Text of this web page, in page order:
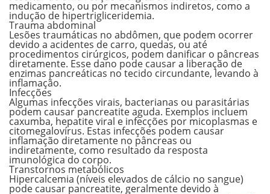
medicamento, ou por mecanismos indiretos, como a
indução de hipertrigliceridemia.
Trauma abdominal
Lesões traumáticas no abdômen, que podem ocorrer
devido a acidentes de carro, quedas, ou até
procedimentos cirúrgicos, podem danificar o pâncreas
diretamente. Esse dano pode causar a liberação de
enzimas pancreáticas no tecido circundante, levando à
inflamação.
Infecções
Algumas infecções virais, bacterianas ou parasitárias
podem causar pancreatite aguda. Exemplos incluem
caxumba, hepatite viral e infecções por micoplasmas e
citomegalovírus. Estas infecções podem causar
inflamação diretamente no pâncreas ou
indiretamente, como resultado da resposta
imunológica do corpo.
Transtornos metabólicos
Hipercalcemia (níveis elevados de cálcio no sangue)
pode causar pancreatite, geralmente devido à